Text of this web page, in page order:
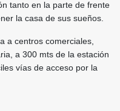
tanto en la parte de frente
la casa de sus sueños.
a centros comerciales,
a 300 mts de la estación
vías de acceso por la